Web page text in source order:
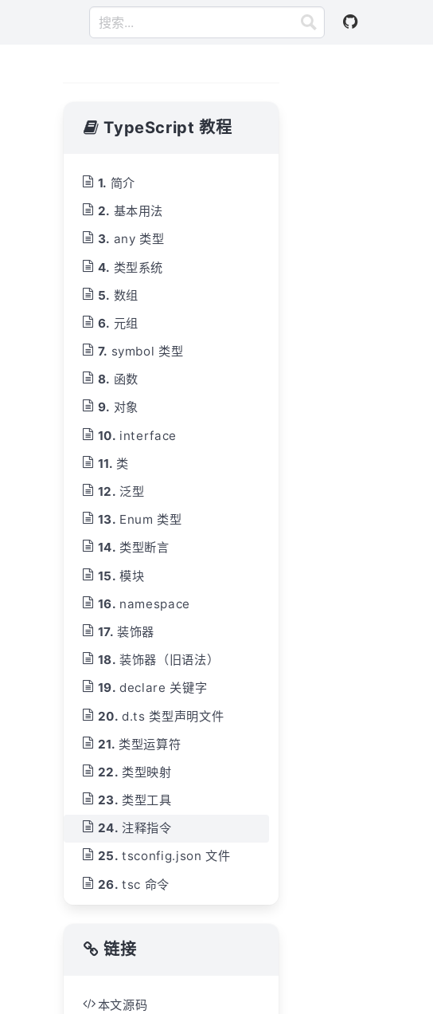
TypeScript 教程
简介
基本用法
any 类型
类型系统
数组
元组
symbol 类型
函数
对象
interface
类
泛型
Enum 类型
类型断言
模块
namespace
装饰器
装饰器（旧语法）
declare 关键字
d.ts 类型声明文件
类型运算符
类型映射
类型工具
注释指令
tsconfig.json 文件
tsc 命令
链接
本文源码